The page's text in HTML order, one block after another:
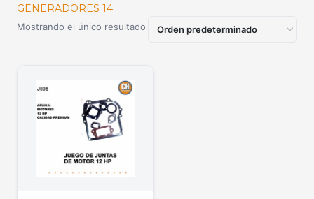
GENERADORES 14
Mostrando el único resultado